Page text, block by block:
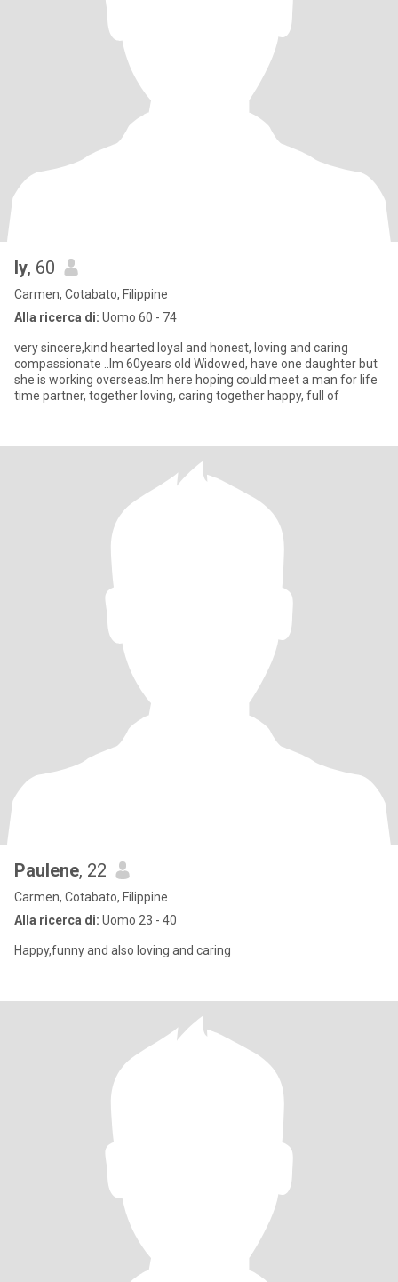
ly, 60
Carmen, Cotabato, Filippine
Alla ricerca di: Uomo 60 - 74
very sincere,kind hearted loyal and honest, loving and caring
compassionate ..Im 60years old Widowed, have one daughter but
she is working overseas.Im here hoping could meet a man for life
time partner, together loving, caring together happy, full of
Paulene, 22
Carmen, Cotabato, Filippine
Alla ricerca di: Uomo 23 - 40
Happy,funny and also loving and caring